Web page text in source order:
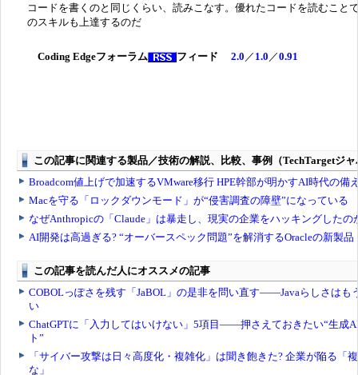
コードを書くのと同じくらい、読みこなす。優れたコードを読むこと
のスキルも上達するのだ
Coding Edgeフォーラム
フィード 2.0 ／ 1.0 ／0.91